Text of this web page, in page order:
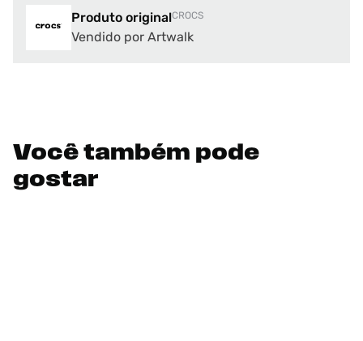
Produto originalCROCS
Vendido por Artwalk
Você também pode
gostar